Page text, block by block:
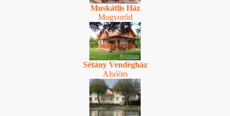
Muskátlis Ház
Mogyoród
Sétány Vendégház
Alsóörs